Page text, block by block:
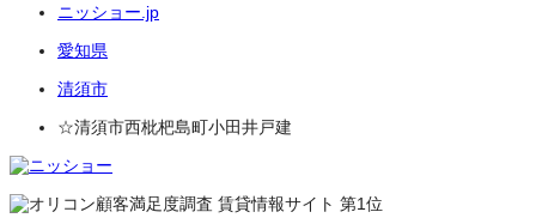
ニッショー.jp
愛知県
清須市
☆清須市西枇杷島町小田井戸建